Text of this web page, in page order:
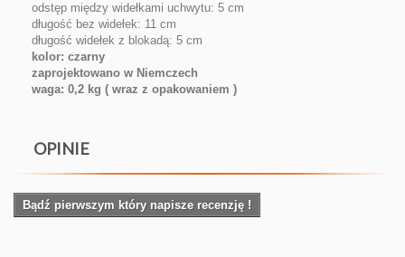
odstęp między widełkami uchwytu: 5 cm
długość bez widełek: 11 cm
długość widełek z blokadą: 5 cm
kolor: czarny
zaprojektowano w Niemczech
waga: 0,2 kg ( wraz z opakowaniem )
OPINIE
Bądź pierwszym który napisze recenzję !